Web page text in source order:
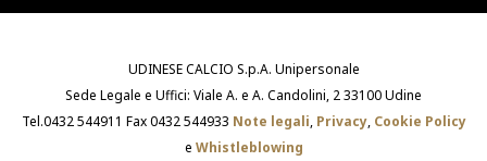
UDINESE CALCIO S.p.A. Unipersonale
Sede Legale e Uffici: Viale A. e A. Candolini, 2 33100 Udine
Tel.0432 544911 Fax 0432 544933 Note legali, Privacy, Cookie Policy
e Whistleblowing